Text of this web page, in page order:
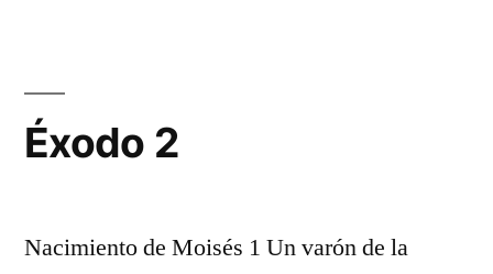
Éxodo 2
Nacimiento de Moisés 1 Un varón de la